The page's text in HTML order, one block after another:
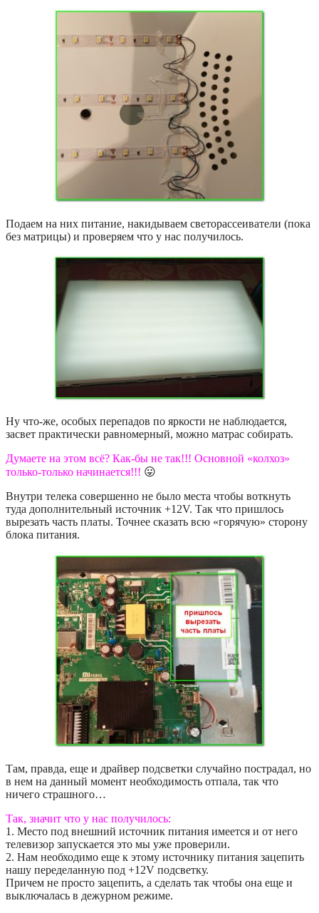
Подаем на них питание, накидываем светорассеиватели (пока
без матрицы) и проверяем что у нас получилось.
Ну что-же, особых перепадов по яркости не наблюдается,
засвет практически равномерный, можно матрас собирать.
Думаете на этом всё? Как-бы не так!!! Основной «колхоз»
только-только начинается!!! 😛
Внутри телека совершенно не было места чтобы воткнуть
туда дополнительный источник +12V. Так что пришлось
вырезать часть платы. Точнее сказать всю «горячую» сторону
блока питания.
Там, правда, еще и драйвер подсветки случайно пострадал, но
в нем на данный момент необходимость отпала, так что
ничего страшного…
Так, значит что у нас получилось:
1. Место под внешний источник питания имеется и от него
телевизор запускается это мы уже проверили.
2. Нам необходимо еще к этому источнику питания зацепить
нашу переделанную под +12V подсветку.
Причем не просто зацепить, а сделать так чтобы она еще и
выключалась в дежурном режиме.